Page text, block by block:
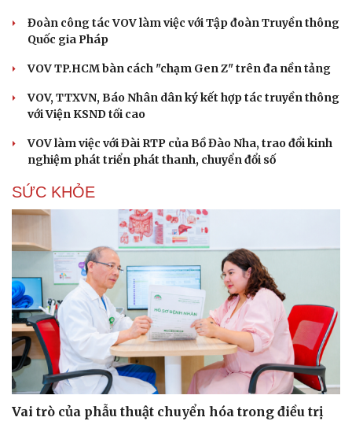
Cải chính
Đoàn công tác VOV làm việc với Tập đoàn Truyền thông
Quốc gia Pháp
VOV TP.HCM bàn cách "chạm Gen Z" trên đa nền tảng
VOV, TTXVN, Báo Nhân dân ký kết hợp tác truyền thông
với Viện KSND tối cao
VOV làm việc với Đài RTP của Bồ Đào Nha, trao đổi kinh
nghiệm phát triển phát thanh, chuyển đổi số
SỨC KHỎE
Vai trò của phẫu thuật chuyển hóa trong điều trị